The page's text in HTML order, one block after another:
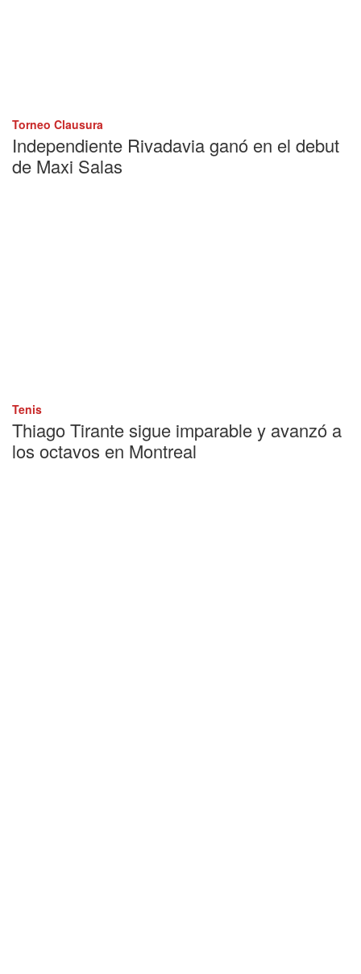
Torneo Clausura
Independiente Rivadavia ganó en el debut
de Maxi Salas
Tenis
Thiago Tirante sigue imparable y avanzó a
los octavos en Montreal